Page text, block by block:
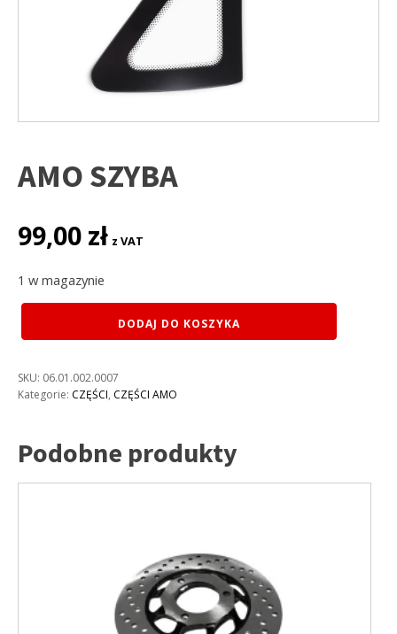
AMO SZYBA
99,00 zł z VAT
1 w magazynie
AMO
DODAJ DO KOSZYKA
SKU: 06.01.002.0007
Kategorie: CZĘŚCI, CZĘŚCI AMO
Podobne produkty